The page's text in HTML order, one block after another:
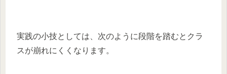
実践の小技としては、次のように段階を踏むとクラ
スが崩れにくくなります。